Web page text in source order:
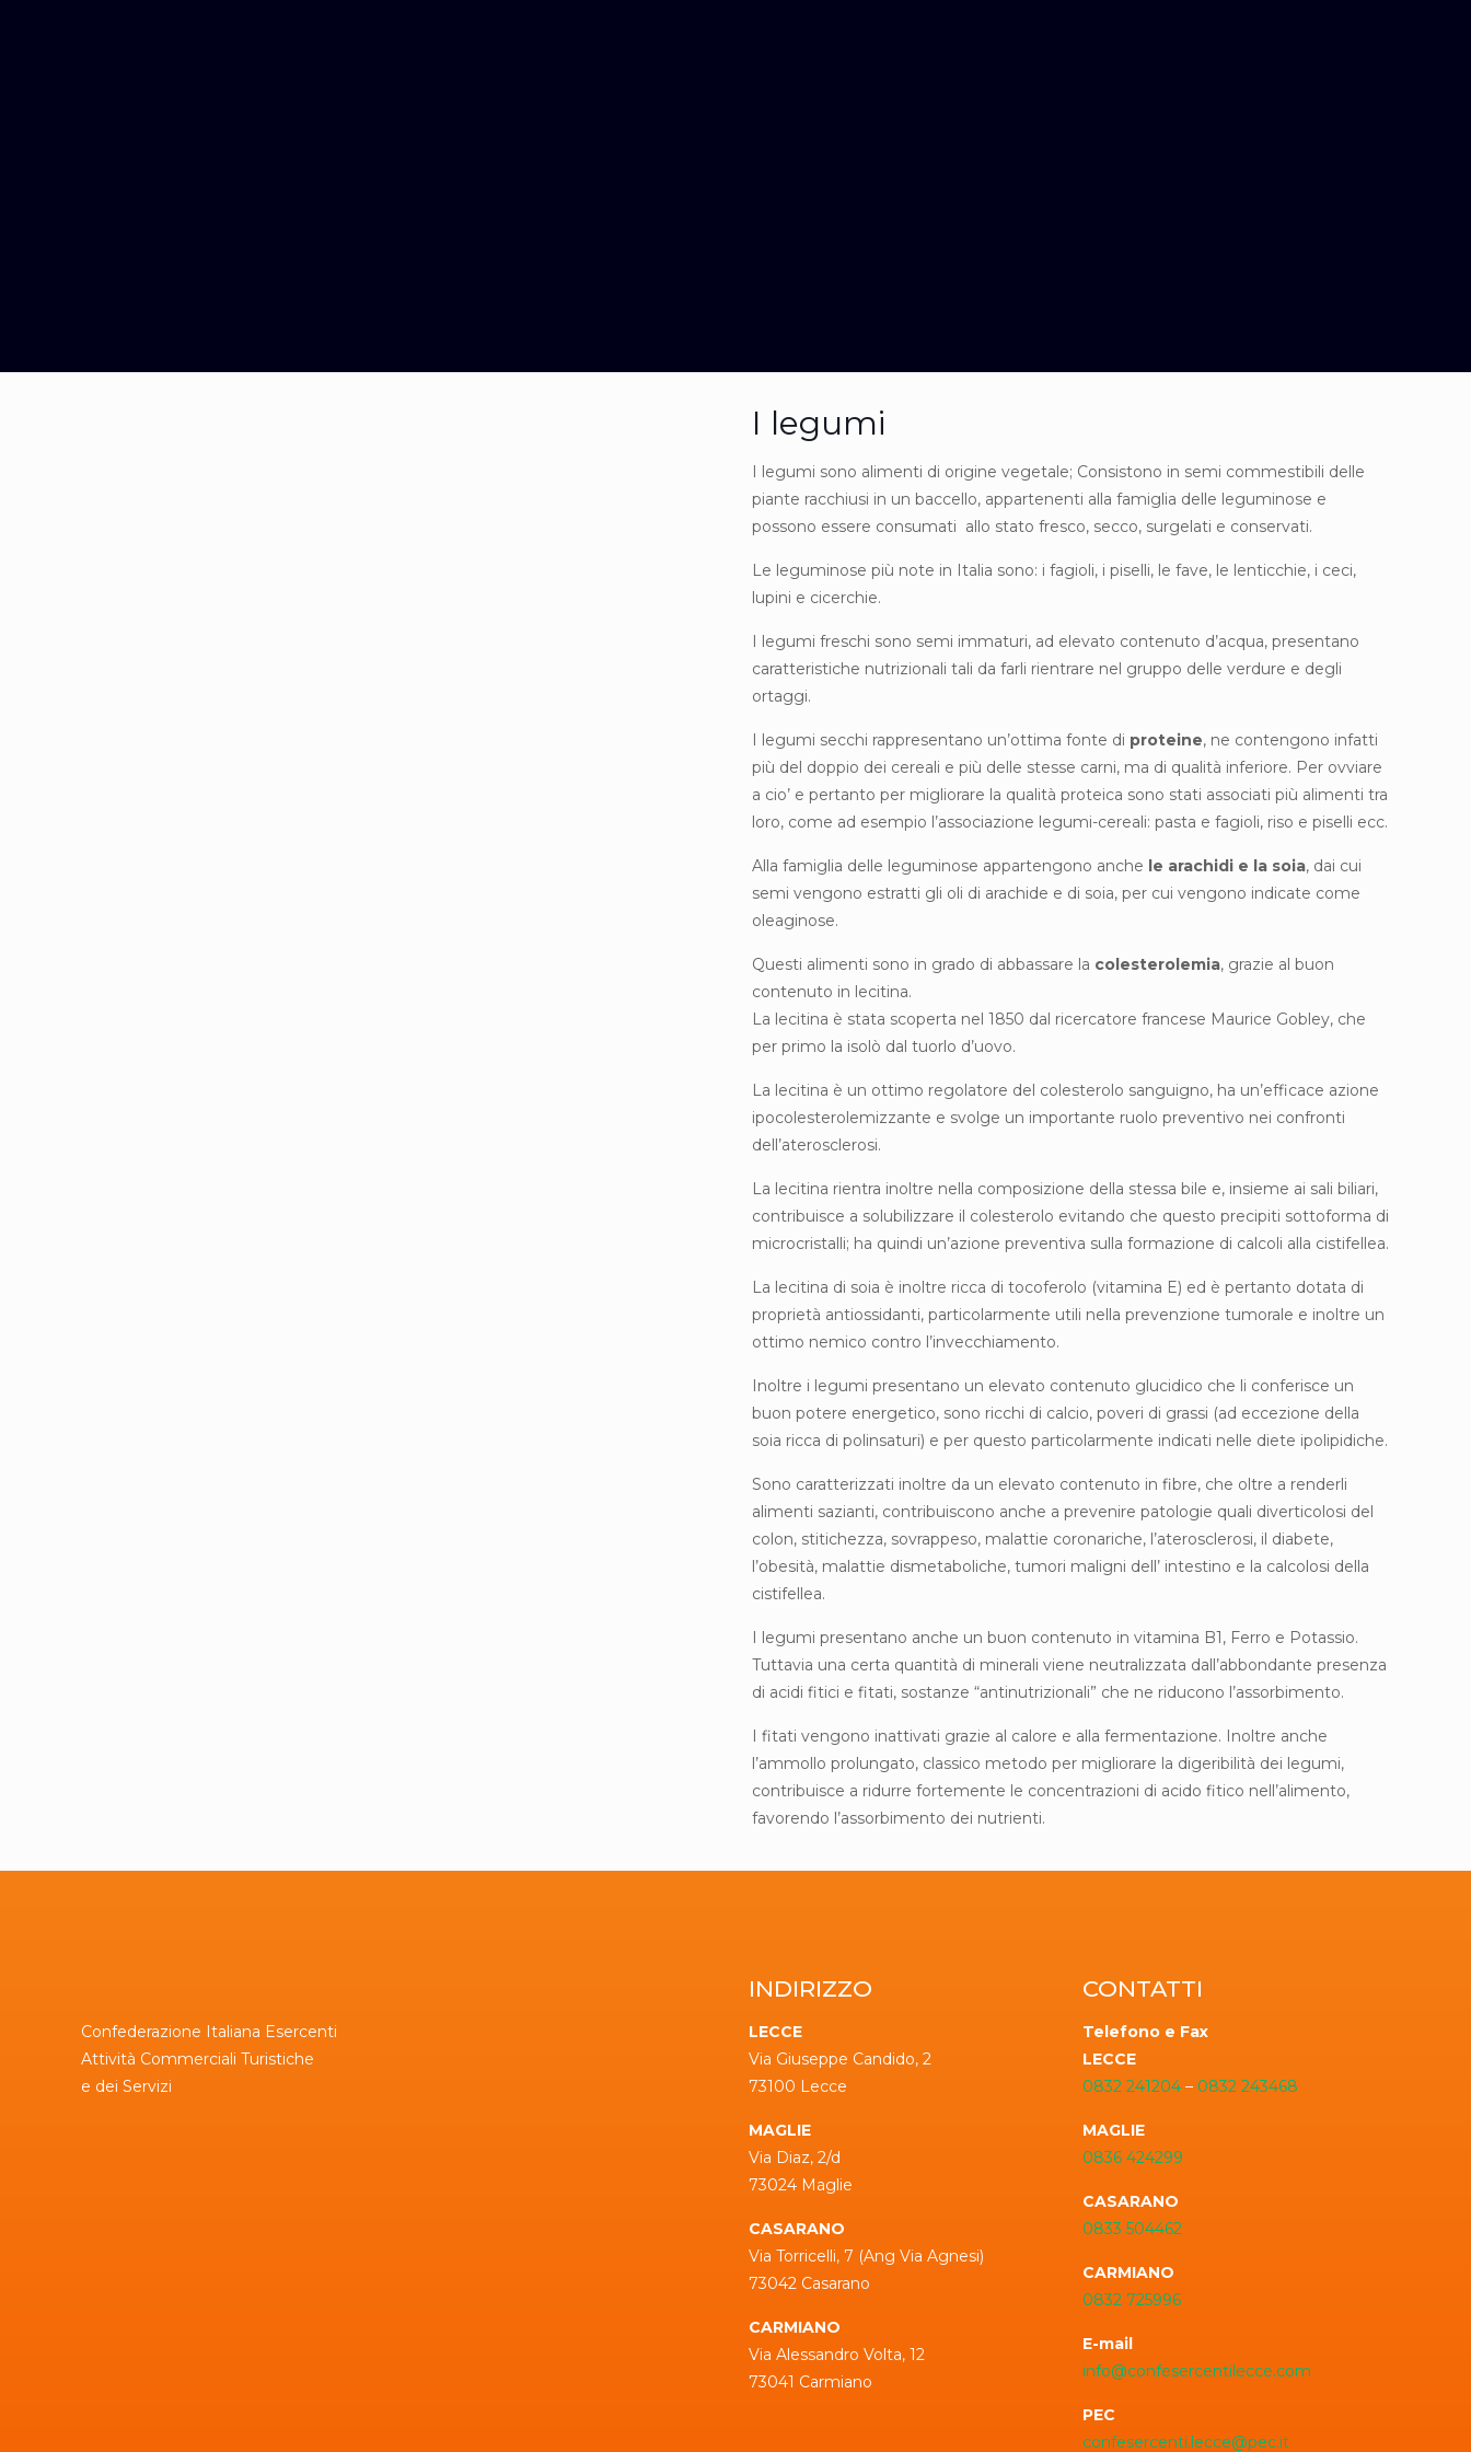
I legumi
I legumi sono alimenti di origine vegetale; Consistono in semi commestibili delle
piante racchiusi in un baccello, appartenenti alla famiglia delle leguminose e
possono essere consumati allo stato fresco, secco, surgelati e conservati.
Le leguminose più note in Italia sono: i fagioli, i piselli, le fave, le lenticchie, i ceci,
lupini e cicerchie.
I legumi freschi sono semi immaturi, ad elevato contenuto d’acqua, presentano
caratteristiche nutrizionali tali da farli rientrare nel gruppo delle verdure e degli
ortaggi.
I legumi secchi rappresentano un’ottima fonte di proteine, ne contengono infatti
più del doppio dei cereali e più delle stesse carni, ma di qualità inferiore. Per ovviare
a cio’ e pertanto per migliorare la qualità proteica sono stati associati più alimenti tra
loro, come ad esempio l’associazione legumi-cereali: pasta e fagioli, riso e piselli ecc.
Alla famiglia delle leguminose appartengono anche le arachidi e la soia, dai cui
semi vengono estratti gli oli di arachide e di soia, per cui vengono indicate come
oleaginose.
Questi alimenti sono in grado di abbassare la colesterolemia, grazie al buon
contenuto in lecitina.
La lecitina è stata scoperta nel 1850 dal ricercatore francese Maurice Gobley, che
per primo la isolò dal tuorlo d’uovo.
La lecitina è un ottimo regolatore del colesterolo sanguigno, ha un’efficace azione
ipocolesterolemizzante e svolge un importante ruolo preventivo nei confronti
dell’aterosclerosi.
La lecitina rientra inoltre nella composizione della stessa bile e, insieme ai sali biliari,
contribuisce a solubilizzare il colesterolo evitando che questo precipiti sottoforma di
microcristalli; ha quindi un’azione preventiva sulla formazione di calcoli alla cistifellea.
La lecitina di soia è inoltre ricca di tocoferolo (vitamina E) ed è pertanto dotata di
proprietà antiossidanti, particolarmente utili nella prevenzione tumorale e inoltre un
ottimo nemico contro l’invecchiamento.
Inoltre i legumi presentano un elevato contenuto glucidico che li conferisce un
buon potere energetico, sono ricchi di calcio, poveri di grassi (ad eccezione della
soia ricca di polinsaturi) e per questo particolarmente indicati nelle diete ipolipidiche.
Sono caratterizzati inoltre da un elevato contenuto in fibre, che oltre a renderli
alimenti sazianti, contribuiscono anche a prevenire patologie quali diverticolosi del
colon, stitichezza, sovrappeso, malattie coronariche, l’aterosclerosi, il diabete,
l’obesità, malattie dismetaboliche, tumori maligni dell’ intestino e la calcolosi della
cistifellea.
I legumi presentano anche un buon contenuto in vitamina B1, Ferro e Potassio.
Tuttavia una certa quantità di minerali viene neutralizzata dall’abbondante presenza
di acidi fitici e fitati, sostanze “antinutrizionali” che ne riducono l’assorbimento.
I fitati vengono inattivati grazie al calore e alla fermentazione. Inoltre anche
l’ammollo prolungato, classico metodo per migliorare la digeribilità dei legumi,
contribuisce a ridurre fortemente le concentrazioni di acido fitico nell’alimento,
favorendo l’assorbimento dei nutrienti.
Confederazione Italiana Esercenti
Attività Commerciali Turistiche
e dei Servizi
INDIRIZZO
LECCE
Via Giuseppe Candido, 2
73100 Lecce
MAGLIE
Via Diaz, 2/d
73024 Maglie
CASARANO
Via Torricelli, 7 (Ang Via Agnesi)
73042 Casarano
CARMIANO
Via Alessandro Volta, 12
73041 Carmiano
CONTATTI
Telefono e Fax
LECCE
0832 241204 – 0832 243468
MAGLIE
0836 424299
CASARANO
0833 504462
CARMIANO
0832 725996
E-mail
info@confesercentilecce.com
PEC
confesercenti.lecce@pec.it